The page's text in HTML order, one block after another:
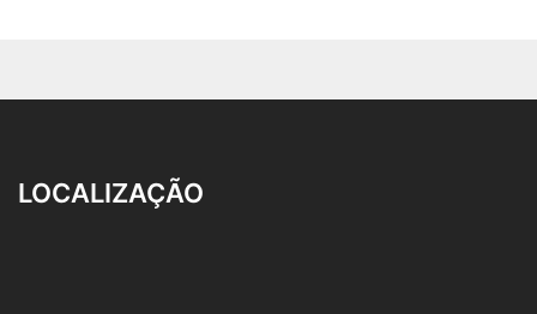
LOCALIZAÇÃO